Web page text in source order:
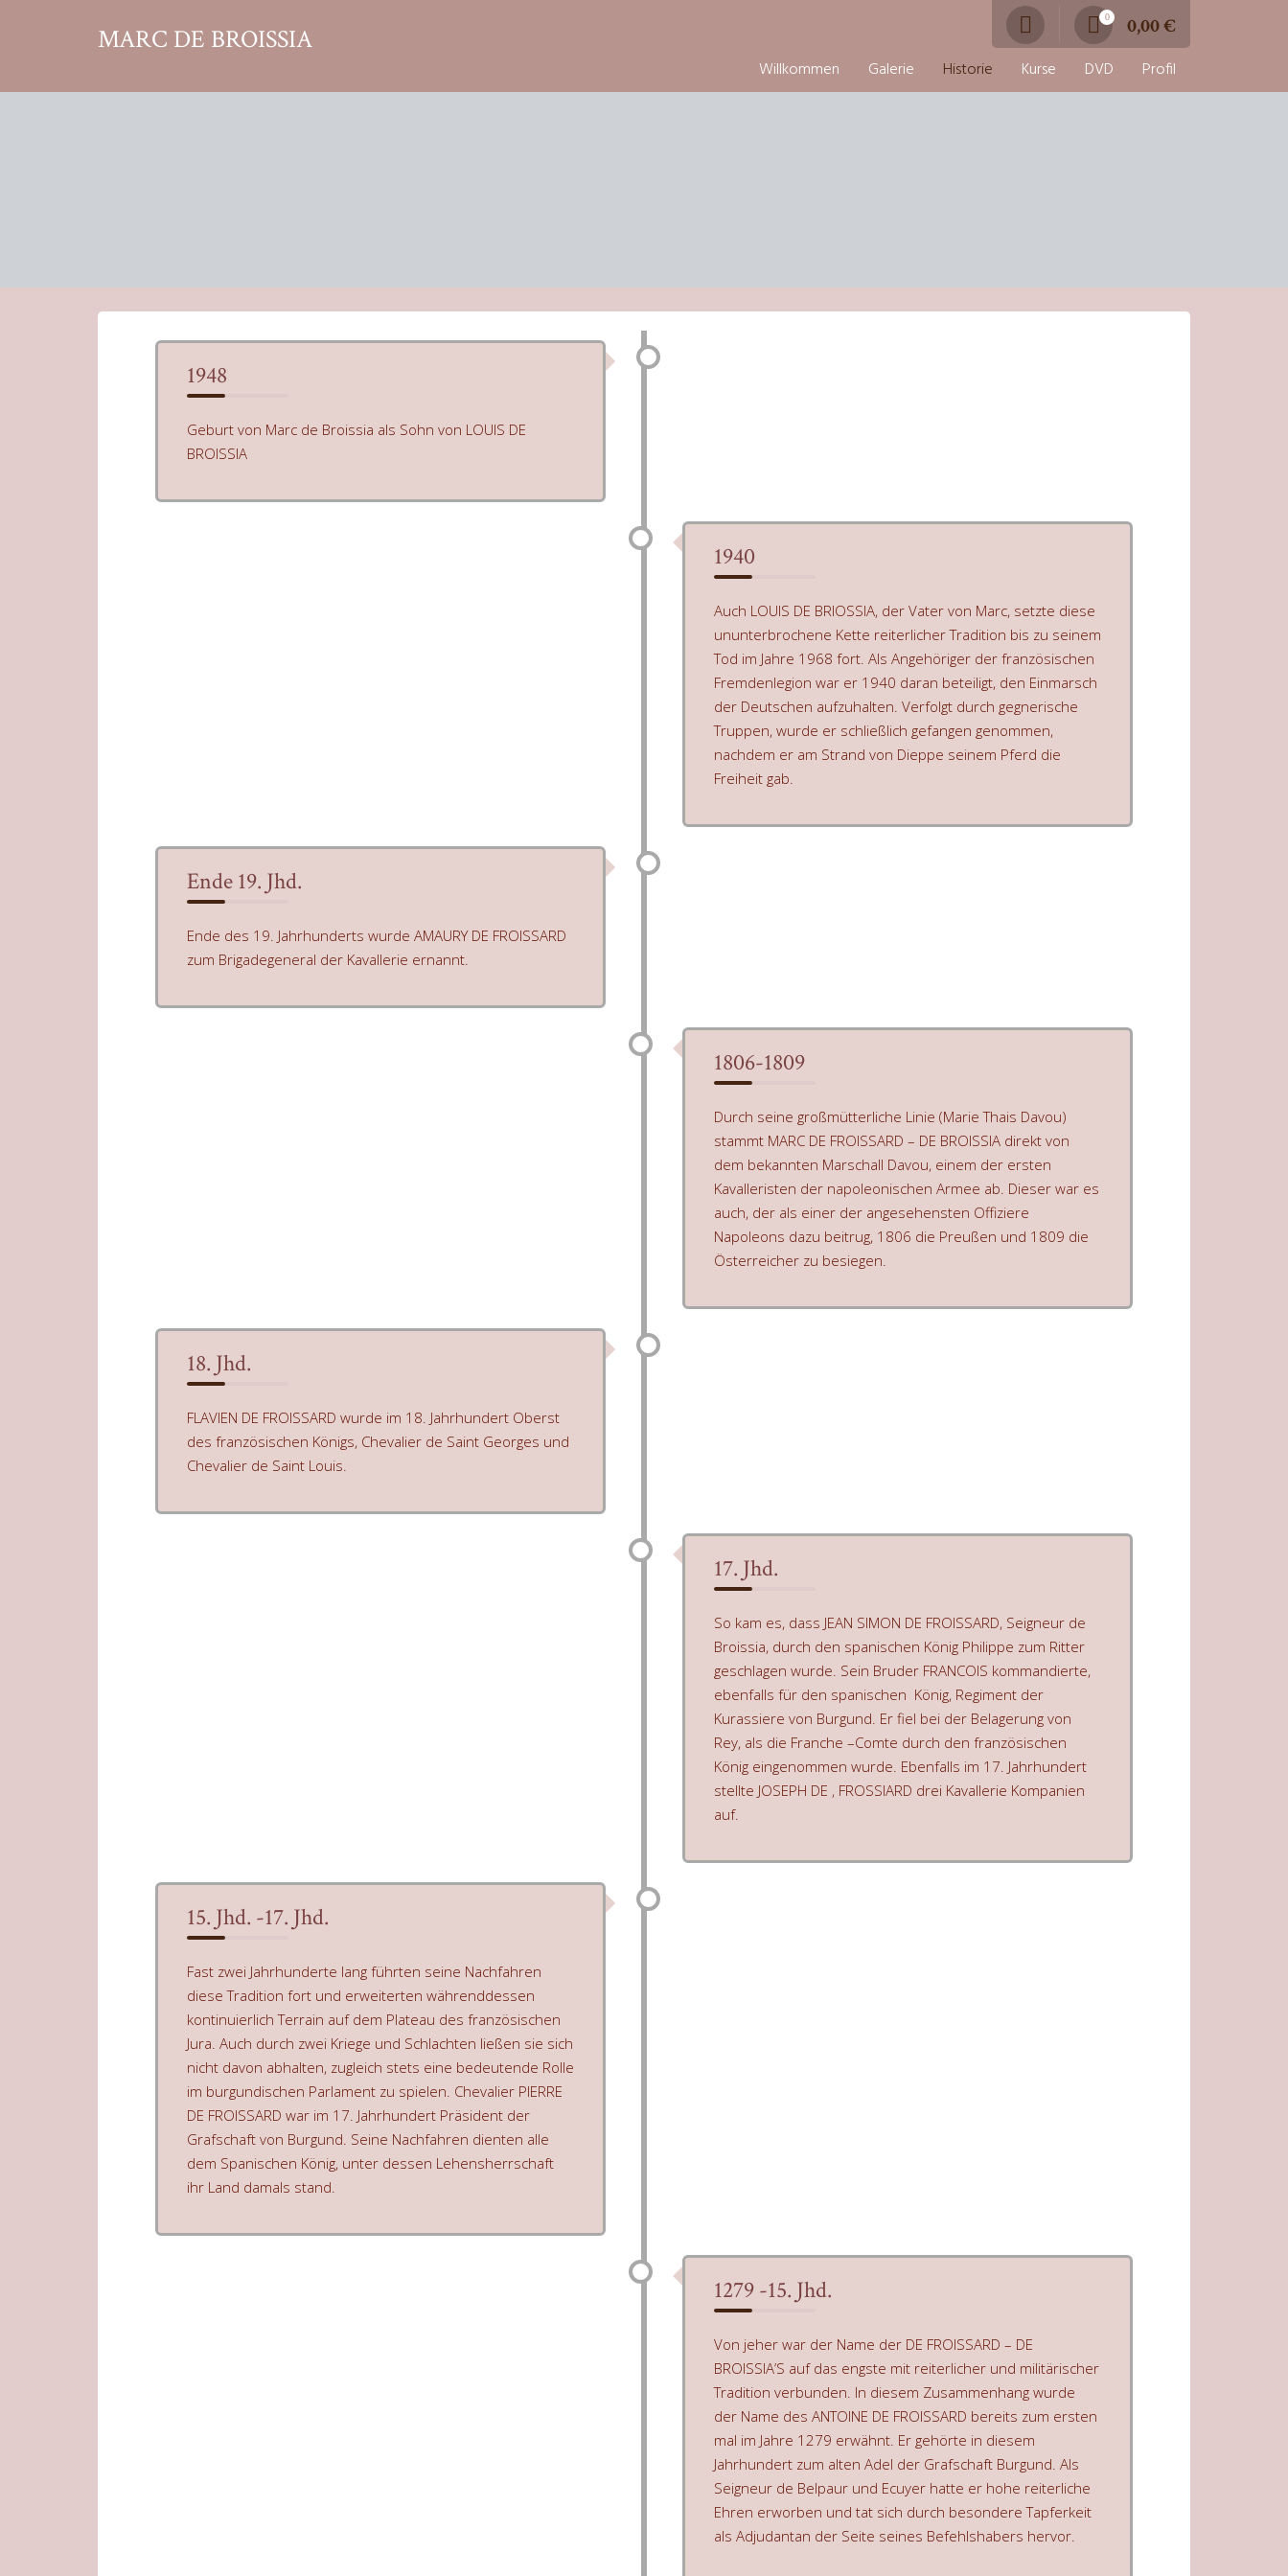
MARC DE BROISSIA
0 0,00€
Willkommen
Galerie Historie Kurse DVD Profil
1948
Geburt von Marc de Broissia als Sohn von LOUIS DE
BROISSIA
1940
Auch LOUIS DE BRIOSSIA, der Vater von Marc, setzte diese
ununterbrochene Kette reiterlicher Tradition bis zu seinem
Tod im Jahre 1968 fort. Als Angehöriger der französischen
Fremdenlegion war er 1940 daran beteiligt, den Einmarsch
der Deutschen aufzuhalten. Verfolgt durch gegnerische
Truppen, wurde er schließlich gefangen genommen,
nachdem er am Strand von Dieppe seinem Pferd die
Freiheit gab.
Ende 19. Jhd.
Ende des 19. Jahrhunderts wurde AMAURY DE FROISSARD
zum Brigadegeneral der Kavallerie ernannt.
1806-1809
Durch seine großmütterliche Linie (Marie Thais Davou)
stammt MARC DE FROISSARD – DE BROISSIA direkt von
dem bekannten Marschall Davou, einem der ersten
Kavalleristen der napoleonischen Armee ab. Dieser war es
auch, der als einer der angesehensten Offiziere
Napoleons dazu beitrug, 1806 die Preußen und 1809 die
Österreicher zu besiegen.
18. Jhd.
FLAVIEN DE FROISSARD wurde im 18. Jahrhundert Oberst
des französischen Königs, Chevalier de Saint Georges und
Chevalier de Saint Louis.
17. Jhd.
So kam es, dass JEAN SIMON DE FROISSARD, Seigneur de
Broissia, durch den spanischen König Philippe zum Ritter
geschlagen wurde. Sein Bruder FRANCOIS kommandierte,
ebenfalls für den spanischen König, Regiment der
Kurassiere von Burgund. Er fiel bei der Belagerung von
Rey, als die Franche –Comte durch den französischen
König eingenommen wurde. Ebenfalls im 17. Jahrhundert
stellte JOSEPH DE ‚ FROSSIARD drei Kavallerie Kompanien
auf.
15. Jhd. -17. Jhd.
Fast zwei Jahrhunderte lang führten seine Nachfahren
diese Tradition fort und erweiterten währenddessen
kontinuierlich Terrain auf dem Plateau des französischen
Jura. Auch durch zwei Kriege und Schlachten ließen sie sich
nicht davon abhalten, zugleich stets eine bedeutende Rolle
im burgundischen Parlament zu spielen. Chevalier PIERRE
DE FROISSARD war im 17. Jahrhundert Präsident der
Grafschaft von Burgund. Seine Nachfahren dienten alle
dem Spanischen König, unter dessen Lehensherrschaft
ihr Land damals stand.
1279 -15. Jhd.
Von jeher war der Name der DE FROISSARD – DE
BROISSIA’S auf das engste mit reiterlicher und militärischer
Tradition verbunden. In diesem Zusammenhang wurde
der Name des ANTOINE DE FROISSARD bereits zum ersten
mal im Jahre 1279 erwähnt. Er gehörte in diesem
Jahrhundert zum alten Adel der Grafschaft Burgund. Als
Seigneur de Belpaur und Ecuyer hatte er hohe reiterliche
Ehren erworben und tat sich durch besondere Tapferkeit
als Adjudantan der Seite seines Befehlshabers hervor.